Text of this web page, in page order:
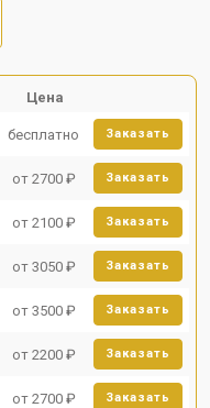
Цена
бесплатно Заказать
от 2700 ₽ Заказать
от 2100 ₽ Заказать
от 3050 ₽ Заказать
от 3500 ₽ Заказать
от 2200 ₽ Заказать
от 2700 ₽ Заказать